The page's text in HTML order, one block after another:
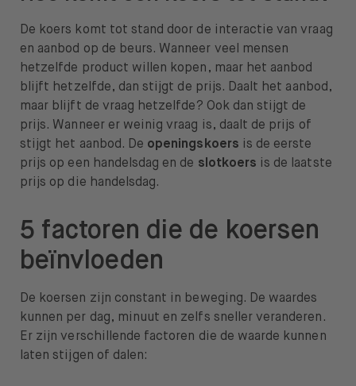
De koers komt tot stand door de interactie van vraag
en aanbod op de beurs. Wanneer veel mensen
hetzelfde product willen kopen, maar het aanbod
blijft hetzelfde, dan stijgt de prijs. Daalt het aanbod,
maar blijft de vraag hetzelfde? Ook dan stijgt de
prijs. Wanneer er weinig vraag is, daalt de prijs of
stijgt het aanbod. De openingskoers is de eerste
prijs op een handelsdag en de slotkoers is de laatste
prijs op die handelsdag.
5 factoren die de koersen
beïnvloeden
De koersen zijn constant in beweging. De waardes
kunnen per dag, minuut en zelfs sneller veranderen.
Er zijn verschillende factoren die de waarde kunnen
laten stijgen of dalen: